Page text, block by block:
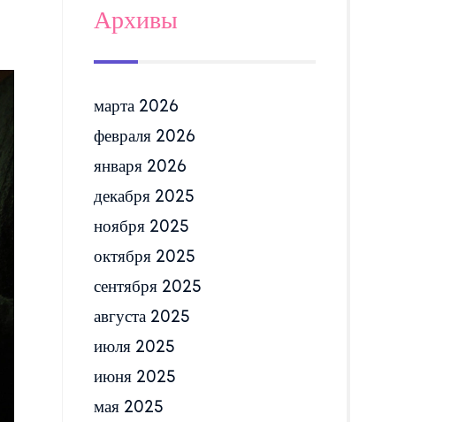
Архивы
марта 2026
февраля 2026
января 2026
декабря 2025
ноября 2025
октября 2025
сентября 2025
августа 2025
июля 2025
июня 2025
мая 2025